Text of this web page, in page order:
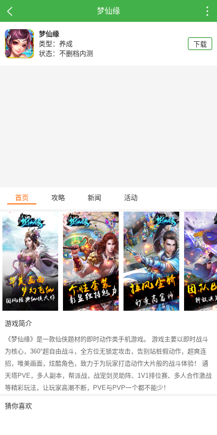
梦仙缘
梦仙缘
类型：养成
状态：不删档内测
下载
首页 攻略 新闻 活动
游戏简介
《梦仙缘》是一款仙侠题材的即时动作类手机游戏。 游戏主要以即时战斗
为核心，360°超自由战斗，全方位无锁定攻击，告别站桩假动作，超爽连
招，唯美画面，炫酷角色，致力于为玩家打造动作大片般的战斗体验！ 通
天塔PVE，多人副本，帮派战，战宠剑灵助阵、1V1排位赛、多人合作激战
等精彩玩法，让玩家高潮不断，PVE与PVP一个都不能少！
猜你喜欢